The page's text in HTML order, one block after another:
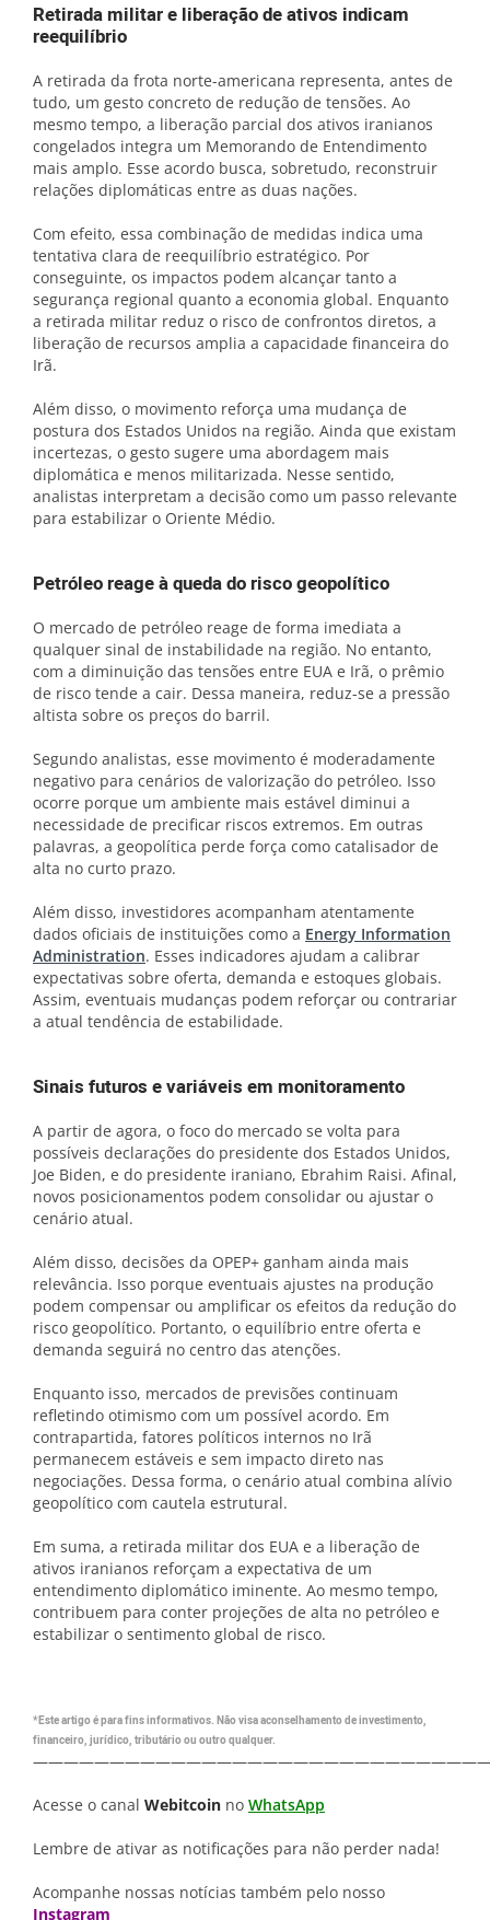
Retirada militar e liberação de ativos indicam
reequilíbrio
A retirada da frota norte-americana representa, antes de
tudo, um gesto concreto de redução de tensões. Ao
mesmo tempo, a liberação parcial dos ativos iranianos
congelados integra um Memorando de Entendimento
mais amplo. Esse acordo busca, sobretudo, reconstruir
relações diplomáticas entre as duas nações.
Com efeito, essa combinação de medidas indica uma
tentativa clara de reequilíbrio estratégico. Por
conseguinte, os impactos podem alcançar tanto a
segurança regional quanto a economia global. Enquanto
a retirada militar reduz o risco de confrontos diretos, a
liberação de recursos amplia a capacidade financeira do
Irã.
Além disso, o movimento reforça uma mudança de
postura dos Estados Unidos na região. Ainda que existam
incertezas, o gesto sugere uma abordagem mais
diplomática e menos militarizada. Nesse sentido,
analistas interpretam a decisão como um passo relevante
para estabilizar o Oriente Médio.
Petróleo reage à queda do risco geopolítico
O mercado de petróleo reage de forma imediata a
qualquer sinal de instabilidade na região. No entanto,
com a diminuição das tensões entre EUA e Irã, o prêmio
de risco tende a cair. Dessa maneira, reduz-se a pressão
altista sobre os preços do barril.
Segundo analistas, esse movimento é moderadamente
negativo para cenários de valorização do petróleo. Isso
ocorre porque um ambiente mais estável diminui a
necessidade de precificar riscos extremos. Em outras
palavras, a geopolítica perde força como catalisador de
alta no curto prazo.
Além disso, investidores acompanham atentamente
dados oficiais de instituições como a Energy Information
Administration. Esses indicadores ajudam a calibrar
expectativas sobre oferta, demanda e estoques globais.
Assim, eventuais mudanças podem reforçar ou contrariar
a atual tendência de estabilidade.
Sinais futuros e variáveis em monitoramento
A partir de agora, o foco do mercado se volta para
possíveis declarações do presidente dos Estados Unidos,
Joe Biden, e do presidente iraniano, Ebrahim Raisi. Afinal,
novos posicionamentos podem consolidar ou ajustar o
cenário atual.
Além disso, decisões da OPEP+ ganham ainda mais
relevância. Isso porque eventuais ajustes na produção
podem compensar ou amplificar os efeitos da redução do
risco geopolítico. Portanto, o equilíbrio entre oferta e
demanda seguirá no centro das atenções.
Enquanto isso, mercados de previsões continuam
refletindo otimismo com um possível acordo. Em
contrapartida, fatores políticos internos no Irã
permanecem estáveis e sem impacto direto nas
negociações. Dessa forma, o cenário atual combina alívio
geopolítico com cautela estrutural.
Em suma, a retirada militar dos EUA e a liberação de
ativos iranianos reforçam a expectativa de um
entendimento diplomático iminente. Ao mesmo tempo,
contribuem para conter projeções de alta no petróleo e
estabilizar o sentimento global de risco.
*Este artigo é para fins informativos. Não visa aconselhamento de investimento,
financeiro, jurídico, tributário ou outro qualquer.
Acesse o canal Webitcoin no WhatsApp
Lembre de ativar as notificações para não perder nada!
Acompanhe nossas notícias também pelo nosso
Instagram